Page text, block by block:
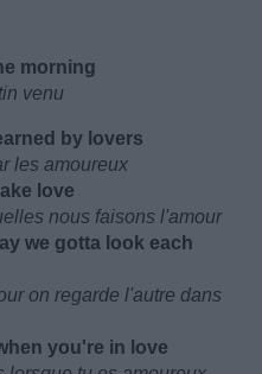
morning
venu
by lovers
les amoureux
love
nous faisons l'amour
we gotta look each
on regarde l'autre dans
you're in love